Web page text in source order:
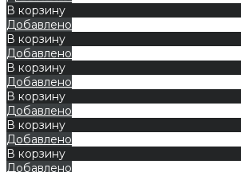
В корзину
Добавлено
В корзину
Добавлено
В корзину
Добавлено
В корзину
Добавлено
В корзину
Добавлено
В корзину
Добавлено